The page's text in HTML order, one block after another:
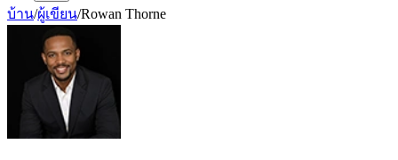
บ้าน/ผู้เขียน/Rowan Thorne